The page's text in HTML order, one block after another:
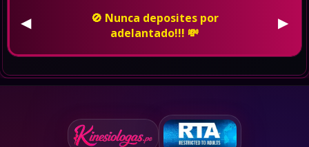
👮 En caso de ser amenzado o
insultado, bloquealo de whatsapp,